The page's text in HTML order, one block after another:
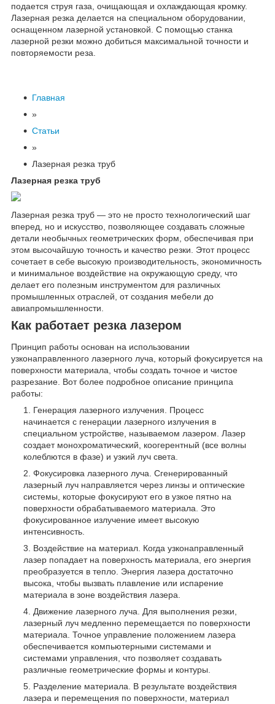
подается струя газа, очищающая и охлаждающая кромку.
Лазерная резка делается на специальном оборудовании,
оснащенном лазерной установкой. С помощью станка
лазерной резки можно добиться максимальной точности и
повторяемости реза.
Главная
»
Статьи
»
Лазерная резка труб
Лазерная резка труб
Лазерная резка труб — это не просто технологический шаг
вперед, но и искусство, позволяющее создавать сложные
детали необычных геометрических форм, обеспечивая при
этом высочайшую точность и качество резки. Этот процесс
сочетает в себе высокую производительность, экономичность
и минимальное воздействие на окружающую среду, что
делает его полезным инструментом для различных
промышленных отраслей, от создания мебели до
авиапромышленности.
Как работает резка лазером
Принцип работы основан на использовании
узконаправленного лазерного луча, который фокусируется на
поверхности материала, чтобы создать точное и чистое
разрезание. Вот более подробное описание принципа
работы:
Генерация лазерного излучения. Процесс
начинается с генерации лазерного излучения в
специальном устройстве, называемом лазером. Лазер
создает монохроматический, коогерентный (все волны
колеблются в фазе) и узкий луч света.
Фокусировка лазерного луча. Сгенерированный
лазерный луч направляется через линзы и оптические
системы, которые фокусируют его в узкое пятно на
поверхности обрабатываемого материала. Это
фокусированное излучение имеет высокую
интенсивность.
Воздействие на материал. Когда узконаправленный
лазер попадает на поверхность материала, его энергия
преобразуется в тепло. Энергия лазера достаточно
высока, чтобы вызвать плавление или испарение
материала в зоне воздействия лазера.
Движение лазерного луча. Для выполнения резки,
лазерный луч медленно перемещается по поверхности
материала. Точное управление положением лазера
обеспечивается компьютерными системами и
системами управления, что позволяет создавать
различные геометрические формы и контуры.
Разделение материала. В результате воздействия
лазера и перемещения по поверхности, материал